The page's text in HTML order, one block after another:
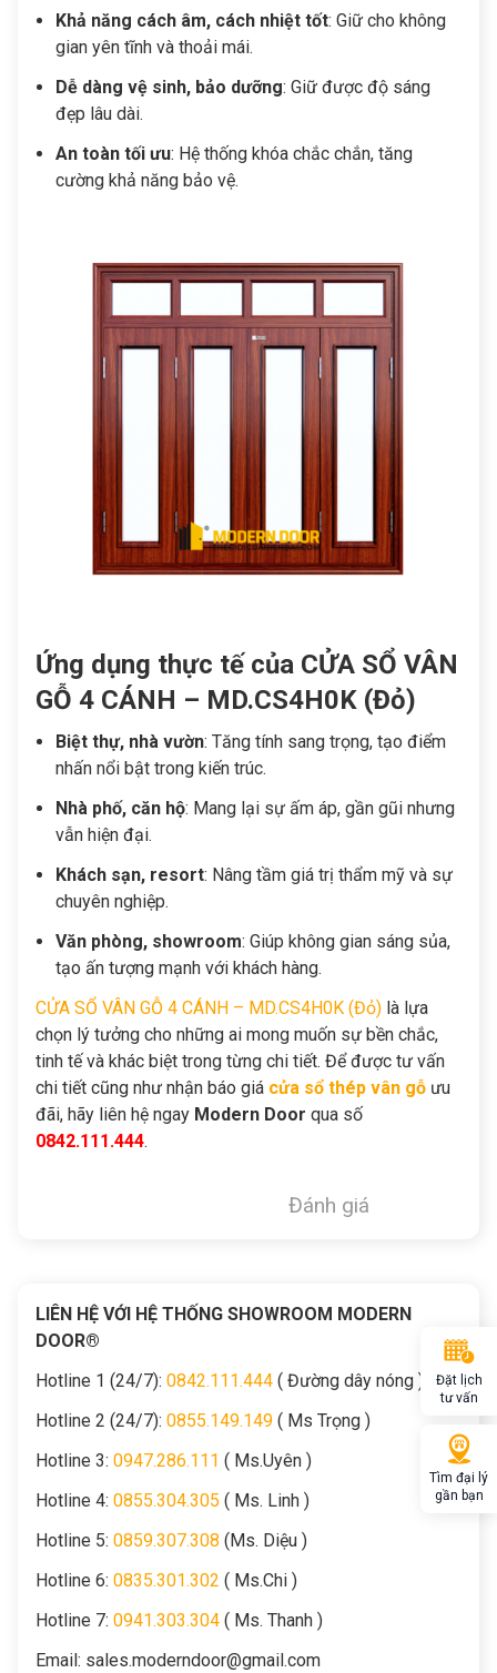
Khả năng cách âm, cách nhiệt tốt: Giữ cho không
gian yên tĩnh và thoải mái.
Dễ dàng vệ sinh, bảo dưỡng: Giữ được độ sáng
đẹp lâu dài.
An toàn tối ưu: Hệ thống khóa chắc chắn, tăng
cường khả năng bảo vệ.
Ứng dụng thực tế của CỬA SỔ VÂN
GỖ 4 CÁNH – MD.CS4H0K (Đỏ)
Biệt thự, nhà vườn: Tăng tính sang trọng, tạo điểm
nhấn nổi bật trong kiến trúc.
Nhà phố, căn hộ: Mang lại sự ấm áp, gần gũi nhưng
vẫn hiện đại.
Khách sạn, resort: Nâng tầm giá trị thẩm mỹ và sự
chuyên nghiệp.
Văn phòng, showroom: Giúp không gian sáng sủa,
tạo ấn tượng mạnh với khách hàng.
CỬA SỔ VÂN GỖ 4 CÁNH – MD.CS4H0K (Đỏ) là lựa
chọn lý tưởng cho những ai mong muốn sự bền chắc,
tinh tế và khác biệt trong từng chi tiết. Để được tư vấn
chi tiết cũng như nhận báo giá cửa sổ thép vân gỗ ưu
đãi, hãy liên hệ ngay Modern Door qua số
0842.111.444.
Đánh giá
LIÊN HỆ VỚI HỆ THỐNG SHOWROOM MODERN
DOOR®
Hotline 1 (24/7): 0842.111.444 ( Đường dây nóng )
Hotline 2 (24/7): 0855.149.149 ( Ms Trọng )
Hotline 3: 0947.286.111 ( Ms.Uyên )
Hotline 4: 0855.304.305 ( Ms. Linh )
Hotline 5: 0859.307.308 (Ms. Diệu )
Hotline 6: 0835.301.302 ( Ms.Chi )
Hotline 7: 0941.303.304 ( Ms. Thanh )
Email: sales.moderndoor@gmail.com
Đặt lịch
tư vấn
Tìm đại lý
gần bạn